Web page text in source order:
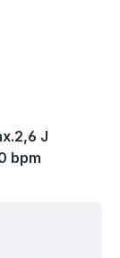
J
bpm